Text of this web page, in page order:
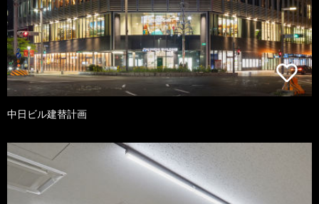
中日ビル建替計画